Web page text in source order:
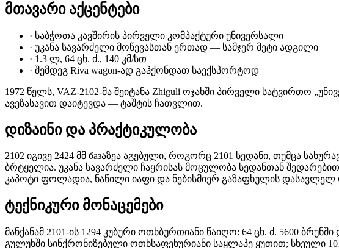
მთავარი აქცენტები
· საბჭოთა კავშირის პირველი კომპაქტური უნივერსალი
· უკანა სავარძელი მოწევასთან ერთად — სამჯერ მეტი ადგილი
· 1.3 ლ, 64 ცხ. ძ., 140 კმ/სთ
· შემდეგ Riva wagon-ად გაჰქონდათ საექსპორტოდ
1972 წელს, VAZ-2102-მა შეიტანა Zhiguli ოჯახში პირველი სატვირთო
ავეზასავით დაიტევდა — ტაშტის ჩათვლით.
დიზაინი და პრაქტიკულობა
2102 იგივე 2424 მმ базაზეა აგებული, როგორც 2101 სედანი, თუმცა
ბრტყელია. უკანა სავარძელი ჩაყრისას მოცულობა სედანთან
კაპოტი ფოლადია, ნაწილი იაფი და ნებისმიერ გაზაფხულის დასავლელ
ტექნიკური მონაცემები
მანქანამ 2101-ის 1294 კუბური ოთხბურთიანი წაიღო: 64 ცხ. ძ. 5600
გულუხში სინქრონიზებული ოთხსაფეხურიანი საყლაპე ყუთით; სხეული